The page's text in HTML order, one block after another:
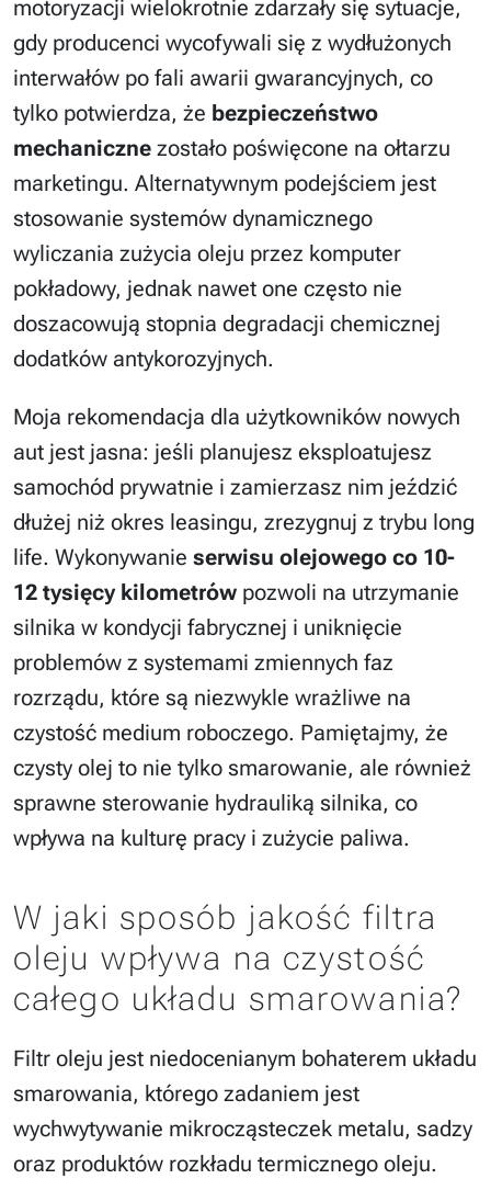
motoryzacji wielokrotnie zdarzały się sytuacje,
gdy producenci wycofywali się z wydłużonych
interwałów po fali awarii gwarancyjnych, co
tylko potwierdza, że bezpieczeństwo
mechaniczne zostało poświęcone na ołtarzu
marketingu. Alternatywnym podejściem jest
stosowanie systemów dynamicznego
wyliczania zużycia oleju przez komputer
pokładowy, jednak nawet one często nie
doszacowują stopnia degradacji chemicznej
dodatków antykorozyjnych.
Moja rekomendacja dla użytkowników nowych
aut jest jasna: jeśli planujesz eksploatujesz
samochód prywatnie i zamierzasz nim jeździć
dłużej niż okres leasingu, zrezygnuj z trybu long
life. Wykonywanie serwisu olejowego co 10-
12 tysięcy kilometrów pozwoli na utrzymanie
silnika w kondycji fabrycznej i uniknięcie
problemów z systemami zmiennych faz
rozrządu, które są niezwykle wrażliwe na
czystość medium roboczego. Pamiętajmy, że
czysty olej to nie tylko smarowanie, ale również
sprawne sterowanie hydrauliką silnika, co
wpływa na kulturę pracy i zużycie paliwa.
W jaki sposób jakość filtra
oleju wpływa na czystość
całego układu smarowania?
Filtr oleju jest niedocenianym bohaterem układu
smarowania, którego zadaniem jest
wychwytywanie mikrocząsteczek metalu, sadzy
oraz produktów rozkładu termicznego oleju.